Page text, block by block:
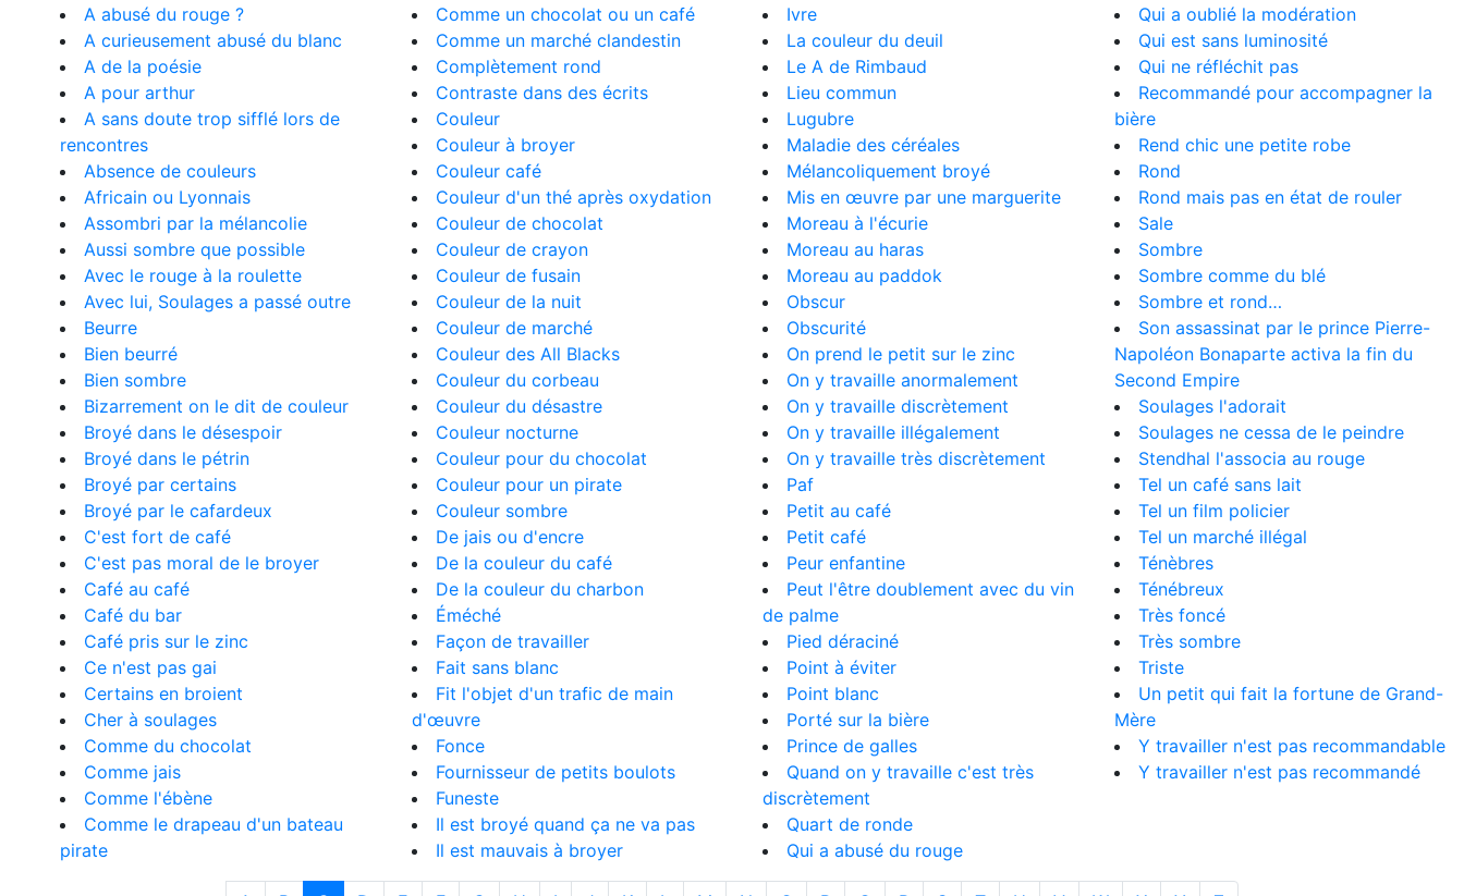
A abusé du rouge ?
A curieusement abusé du blanc
A de la poésie
A pour arthur
A sans doute trop sifflé lors de
rencontres
Absence de couleurs
Africain ou Lyonnais
Assombri par la mélancolie
Aussi sombre que possible
Avec le rouge à la roulette
Avec lui, Soulages a passé outre
Beurre
Bien beurré
Bien sombre
Bizarrement on le dit de couleur
Broyé dans le désespoir
Broyé dans le pétrin
Broyé par certains
Broyé par le cafardeux
C'est fort de café
C'est pas moral de le broyer
Café au café
Café du bar
Café pris sur le zinc
Ce n'est pas gai
Certains en broient
Cher à soulages
Comme du chocolat
Comme jais
Comme l'ébène
Comme le drapeau d'un bateau
pirate
Comme un chocolat ou un café
Comme un marché clandestin
Complètement rond
Contraste dans des écrits
Couleur
Couleur à broyer
Couleur café
Couleur d'un thé après oxydation
Couleur de chocolat
Couleur de crayon
Couleur de fusain
Couleur de la nuit
Couleur de marché
Couleur des All Blacks
Couleur du corbeau
Couleur du désastre
Couleur nocturne
Couleur pour du chocolat
Couleur pour un pirate
Couleur sombre
De jais ou d'encre
De la couleur du café
De la couleur du charbon
Éméché
Façon de travailler
Fait sans blanc
Fit l'objet d'un trafic de main
d'œuvre
Fonce
Fournisseur de petits boulots
Funeste
Il est broyé quand ça ne va pas
Il est mauvais à broyer
Ivre
La couleur du deuil
Le A de Rimbaud
Lieu commun
Lugubre
Maladie des céréales
Mélancoliquement broyé
Mis en œuvre par une marguerite
Moreau à l'écurie
Moreau au haras
Moreau au paddok
Obscur
Obscurité
On prend le petit sur le zinc
On y travaille anormalement
On y travaille discrètement
On y travaille illégalement
On y travaille très discrètement
Paf
Petit au café
Petit café
Peur enfantine
Peut l'être doublement avec du vin
de palme
Pied déraciné
Point à éviter
Point blanc
Porté sur la bière
Prince de galles
Quand on y travaille c'est très
discrètement
Quart de ronde
Qui a abusé du rouge
Qui a oublié la modération
Qui est sans luminosité
Qui ne réfléchit pas
Recommandé pour accompagner la
bière
Rend chic une petite robe
Rond
Rond mais pas en état de rouler
Sale
Sombre
Sombre comme du blé
Sombre et rond…
Son assassinat par le prince Pierre-
Napoléon Bonaparte activa la fin du
Second Empire
Soulages l'adorait
Soulages ne cessa de le peindre
Stendhal l'associa au rouge
Tel un café sans lait
Tel un film policier
Tel un marché illégal
Ténèbres
Ténébreux
Très foncé
Très sombre
Triste
Un petit qui fait la fortune de Grand-
Mère
Y travailler n'est pas recommandable
Y travailler n'est pas recommandé